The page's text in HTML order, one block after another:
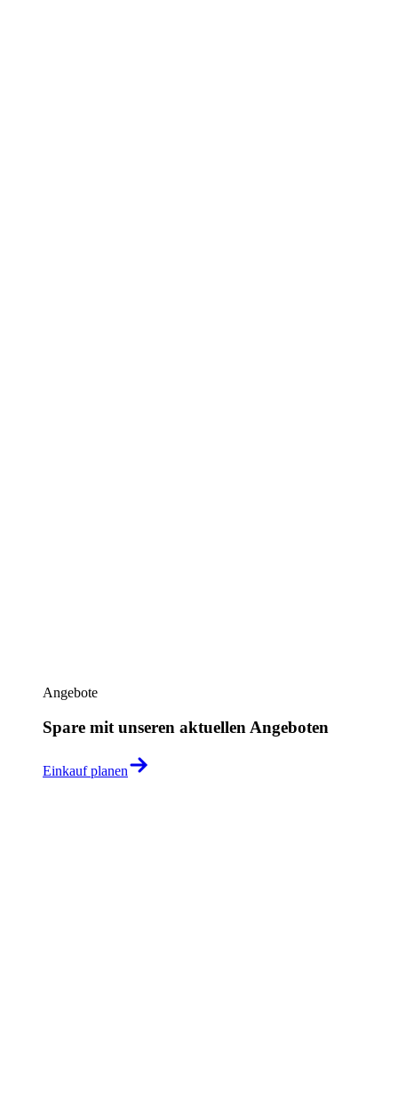
Angebote
Spare mit unseren aktuellen Angeboten
Einkauf planen